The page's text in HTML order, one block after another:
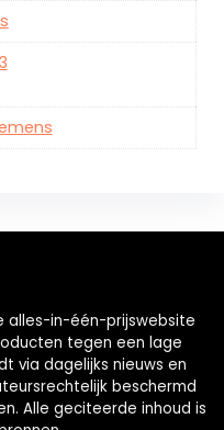
alles-in-één-prijswebsite
tegen een lage
via dagelijks nieuws en
beschermd
Alle geciteerde inhoud is